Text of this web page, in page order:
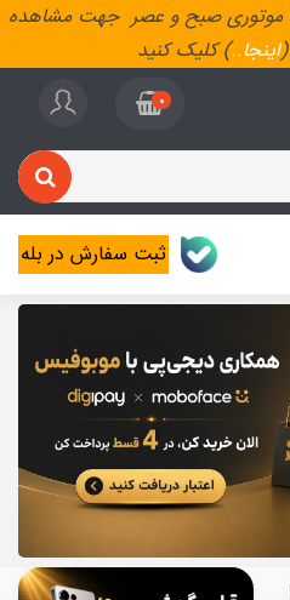
موتوری صبح و عصر جهت مشاهده
(اینجا..) کلیک کنید
0
ثبت سفارش در بله